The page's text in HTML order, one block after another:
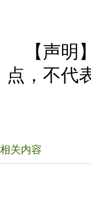
【声
点，不代
相关内容